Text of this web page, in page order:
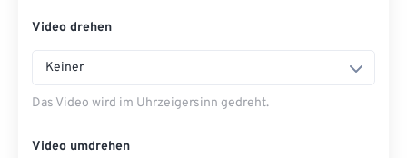
Video drehen
Keiner
Das Video wird im Uhrzeigersinn gedreht.
Video umdrehen